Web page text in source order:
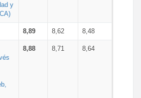
y
8,89 8,62 8,48
8,88 8,71 8,64